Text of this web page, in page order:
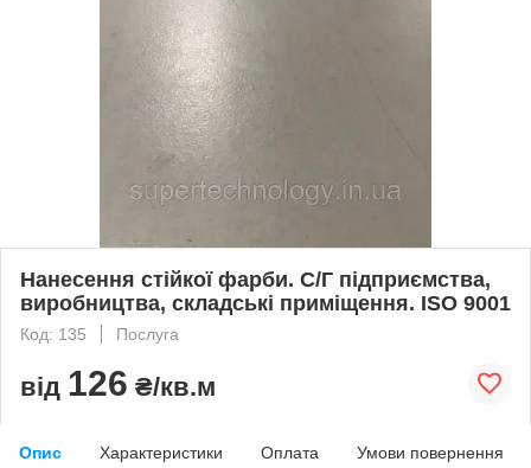
Нанесення стійкої фарби. С/Г підприємства,
виробництва, складські приміщення. ISO 9001
Код: 135 Послуга
від 126 ₴/кв.м
Опис Характеристики Оплата Умови повернення